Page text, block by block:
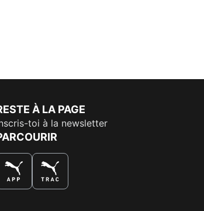
À LA PAGE
toi à la newsletter